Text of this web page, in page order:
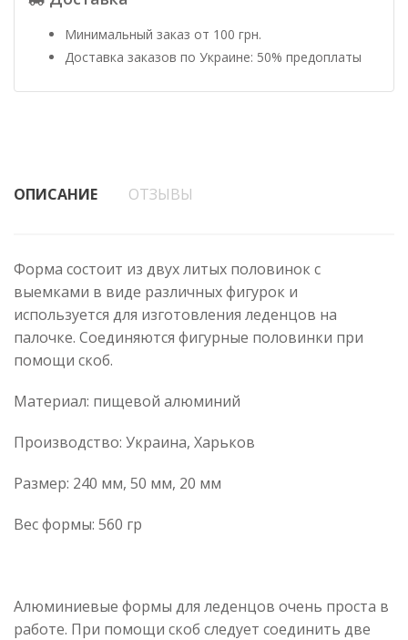
Минимальный заказ от 100 грн.
Доставка заказов по Украине: 50% предоплаты
ОПИСАНИЕ ОТЗЫВЫ
Форма состоит из двух литых половинок с
выемками в виде различных фигурок и
используется для изготовления леденцов на
палочке. Соединяются фигурные половинки при
помощи скоб.
Материал: пищевой алюминий
Производство: Украина, Харьков
Размер: 240 мм, 50 мм, 20 мм
Вес формы: 560 гр
Алюминиевые формы для леденцов очень проста в
работе. При помощи скоб следует соединить две